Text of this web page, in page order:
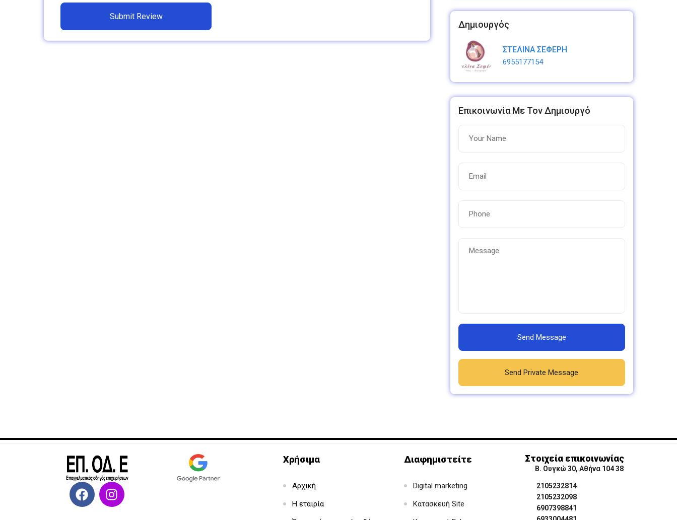
Δημιουργός
ΣΤΕΛΙΝΑ ΣΕΦΕΡΗ
6955177154
Επικοινωνία Με Τον Δημιουργό
Send Message
Send Private Message
Χρήσιμα
Αρχική
Η εταιρία
Διαφημιστείτε
Digital marketing
Κατασκευή Site
Στοιχεία επικοινωνίας
Β. Ουγκώ 30, Αθήνα 104 38
2105232814
2105232098
6907398841